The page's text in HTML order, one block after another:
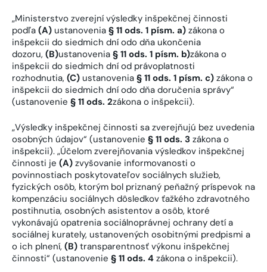
„Ministerstvo zverejní výsledky inšpekčnej činnosti
podľa (A) ustanovenia § 11 ods. 1 písm. a) zákona o
inšpekcii do siedmich dní odo dňa ukončenia
dozoru, (B)ustanovenia § 11 ods. 1 písm. b)zákona o
inšpekcii do siedmich dní od právoplatnosti
rozhodnutia, (C) ustanovenia § 11 ods. 1 písm. c) zákona o
inšpekcii do siedmich dní odo dňa doručenia správy“
(ustanovenie § 11 ods. 2zákona o inšpekcii).
„Výsledky inšpekčnej činnosti sa zverejňujú bez uvedenia
osobných údajov“ (ustanovenie § 11 ods. 3 zákona o
inšpekcii). „Účelom zverejňovania výsledkov inšpekčnej
činnosti je (A) zvyšovanie informovanosti o
povinnostiach poskytovateľov sociálnych služieb,
fyzických osôb, ktorým bol priznaný peňažný príspevok na
kompenzáciu sociálnych dôsledkov ťažkého zdravotného
postihnutia, osobných asistentov a osôb, ktoré
vykonávajú opatrenia sociálnoprávnej ochrany detí a
sociálnej kurately, ustanovených osobitnými predpismi a
o ich plnení, (B) transparentnosť výkonu inšpekčnej
činnosti“ (ustanovenie § 11 ods. 4 zákona o inšpekcii).